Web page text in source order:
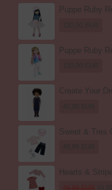
Puppe Ruby
Puppe Ruby
Create Your
Sweet & Tres
Hearts &